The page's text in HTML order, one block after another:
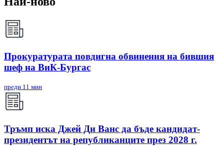
Прокуратурата повдигна обвинения на бившия
шеф на ВиК-Бургас
преди 11 мин
Тръмп иска Джей Ди Ванс да бъде кандидат-
президентът на републиканците през 2028 г.